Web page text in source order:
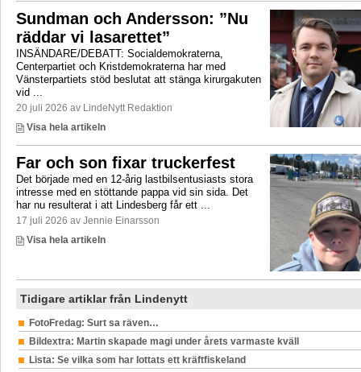
Sundman och Andersson: ”Nu
räddar vi lasarettet”
INSÄNDARE/DEBATT: Socialdemokraterna,
Centerpartiet och Kristdemokraterna har med
Vänsterpartiets stöd beslutat att stänga kirurgakuten
vid ...
20 juli 2026 av LindeNytt Redaktion
Visa hela artikeln
Far och son fixar truckerfest
Det började med en 12-årig lastbilsentusiasts stora
intresse med en stöttande pappa vid sin sida. Det
har nu resulterat i att Lindesberg får ett ...
17 juli 2026 av Jennie Einarsson
Visa hela artikeln
Tidigare artiklar från Lindenytt
FotoFredag: Surt sa räven…
Bildextra: Martin skapade magi under årets varmaste kväll
Lista: Se vilka som har lottats ett kräftfiskeland